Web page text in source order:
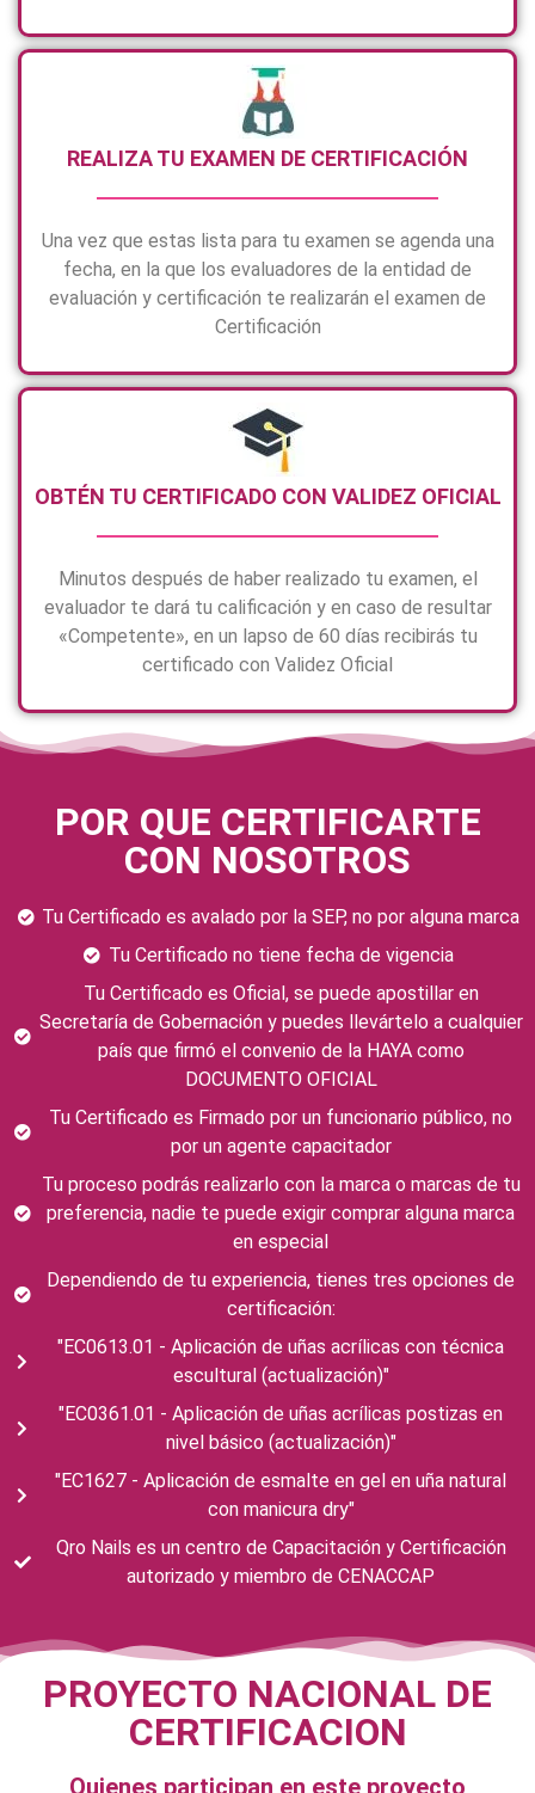
REALIZA TU EXAMEN DE CERTIFICACIÓN
Una vez que estas lista para tu examen se agenda una
fecha, en la que los evaluadores de la entidad de
evaluación y certificación te realizarán el examen de
Certificación
OBTÉN TU CERTIFICADO CON VALIDEZ OFICIAL
Minutos después de haber realizado tu examen, el
evaluador te dará tu calificación y en caso de resultar
«Competente», en un lapso de 60 días recibirás tu
certificado con Validez Oficial
POR QUE CERTIFICARTE
CON NOSOTROS
Tu Certificado es avalado por la SEP, no por alguna marca
Tu Certificado no tiene fecha de vigencia
Tu Certificado es Oficial, se puede apostillar en
Secretaría de Gobernación y puedes llevártelo a cualquier
país que firmó el convenio de la HAYA como
DOCUMENTO OFICIAL
Tu Certificado es Firmado por un funcionario público, no
por un agente capacitador
Tu proceso podrás realizarlo con la marca o marcas de tu
preferencia, nadie te puede exigir comprar alguna marca
en especial
Dependiendo de tu experiencia, tienes tres opciones de
certificación:
"EC0613.01 - Aplicación de uñas acrílicas con técnica
escultural (actualización)"
"EC0361.01 - Aplicación de uñas acrílicas postizas en
nivel básico (actualización)"
"EC1627 - Aplicación de esmalte en gel en uña natural
con manicura dry"
Qro Nails es un centro de Capacitación y Certificación
autorizado y miembro de CENACCAP
PROYECTO NACIONAL DE
CERTIFICACION
Quienes participan en este proyecto